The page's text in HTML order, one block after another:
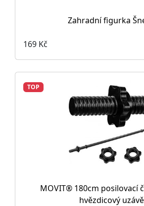
Zahradní figurka
169 Kč
TOP
MOVIT® 180cm posilovací
hvězdicový